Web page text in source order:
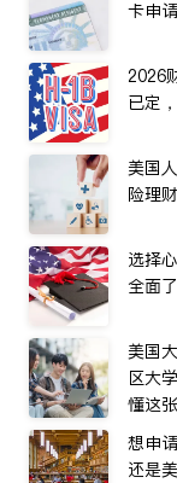
卡申
2026
已定
美国
险理
选择
全面
美国
区大
懂这
想申
还是